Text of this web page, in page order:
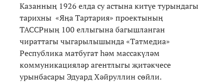
Казанның 1926 елда су астына китүе турындагы
тарихны «Яңа Тартария» проектының
ТАССРның 100 еллыгына багышланган
чираттагы чыгарылышында «Татмедиа»
Республика матбугат һәм массакүләм
коммуникацияләр агентлыгы җитәкчесе
урынбасары Эдуард Хәйруллин сөйли.